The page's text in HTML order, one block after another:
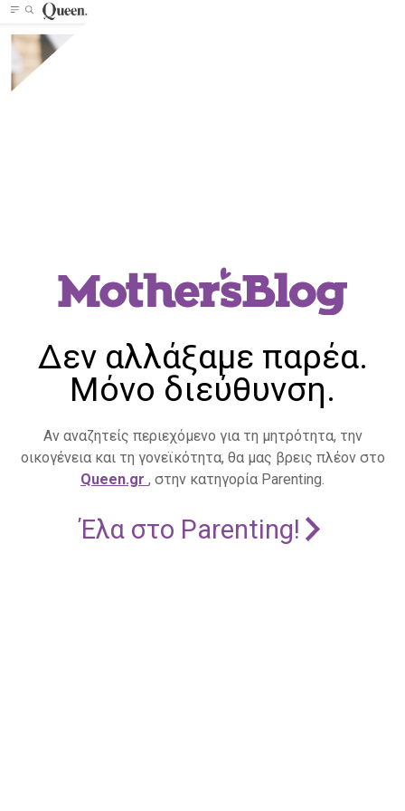
Δεν αλλάξαμε παρέα.
Μόνο διεύθυνση.
Αν αναζητείς περιεχόμενο για τη μητρότητα, την
οικογένεια και τη γονεϊκότητα, θα μας βρεις πλέον στο
Queen.gr , στην κατηγορία Parenting.
Έλα στο Parenting!